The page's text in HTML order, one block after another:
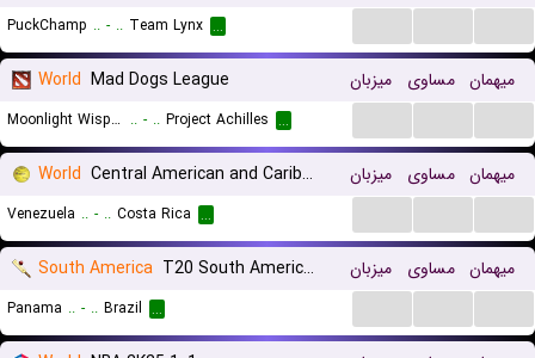
PuckChamp .. - .. Team Lynx ...
World Mad Dogs League میزبان مساوی میهمان
Moonlight Wispers .. - .. Project Achilles ...
World Central American and Caribbean Games میزبان مساوی میهمان
Venezuela .. - .. Costa Rica ...
South America T20 South American Championship میزبان مساوی میهمان
Panama .. - .. Brazil ...